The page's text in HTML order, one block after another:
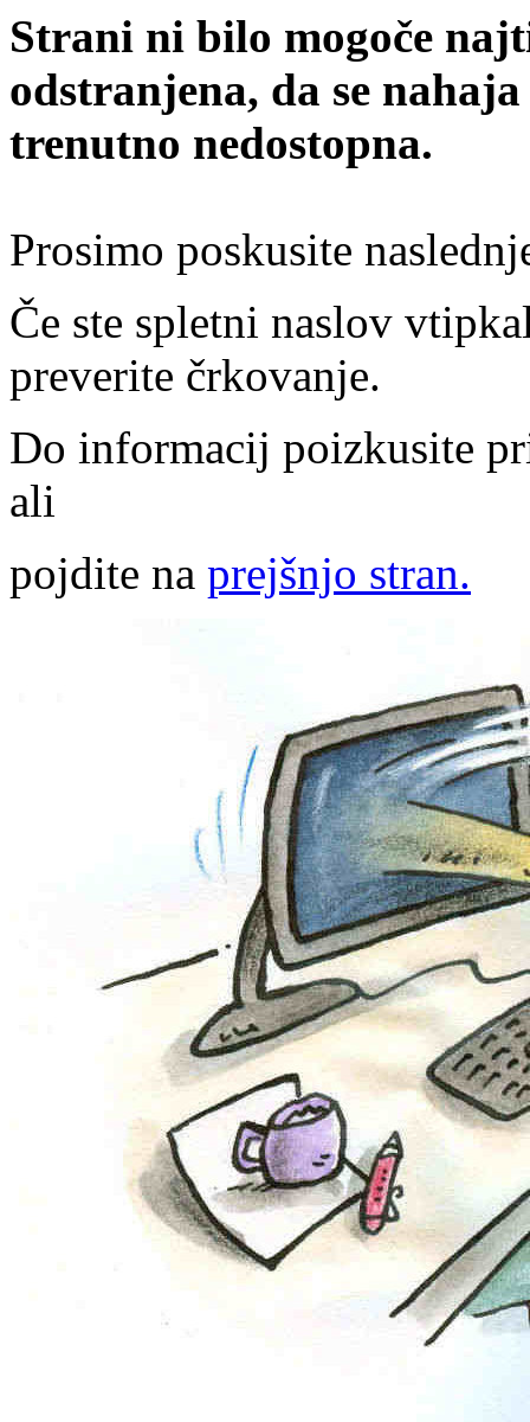
Strani ni bilo mogoče
odstranjena, da se
trenutno nedostopna.
Prosimo poskusite
Če ste spletni naslov
preverite črkovanje.
Do informacij poizkusite
ali
pojdite na prejšnjo stran.